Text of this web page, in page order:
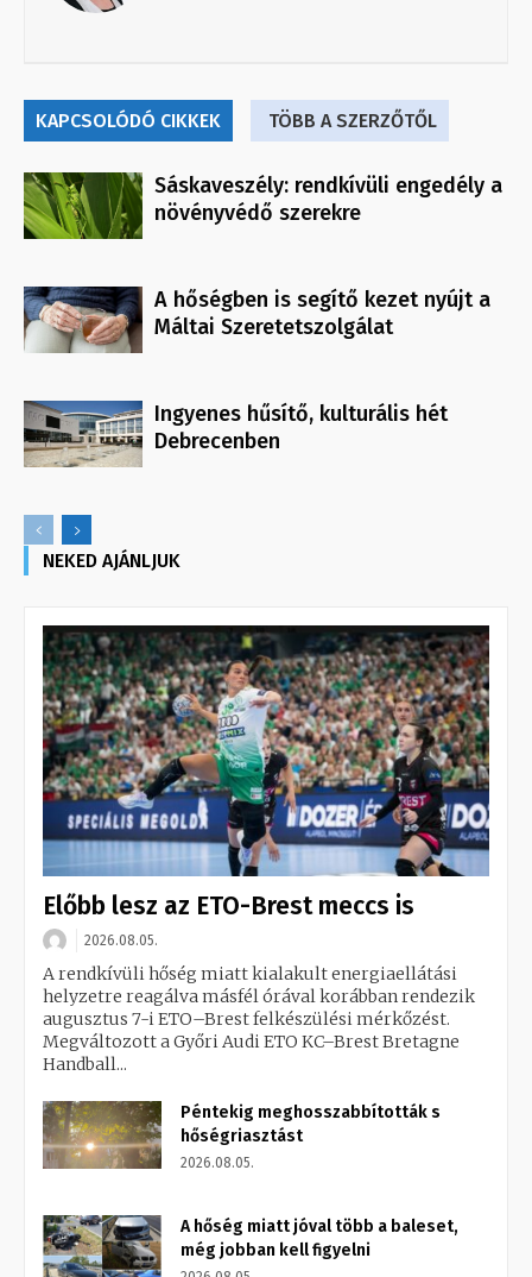
KAPCSOLÓDÓ CIKKEK TÖBB A SZERZŐTŐL
Sáskaveszély: rendkívüli engedély a
növényvédő szerekre
A hőségben is segítő kezet nyújt a
Máltai Szeretetszolgálat
Ingyenes hűsítő, kulturális hét
Debrecenben
NEKED AJÁNLJUK
Előbb lesz az ETO-Brest meccs is
2026.08.05.
A rendkívüli hőség miatt kialakult energiaellátási
helyzetre reagálva másfél órával korábban rendezik
augusztus 7-i ETO–Brest felkészülési mérkőzést.
Megváltozott a Győri Audi ETO KC–Brest Bretagne
Handball...
Péntekig meghosszabbították s
hőségriasztást
2026.08.05.
A hőség miatt jóval több a baleset,
még jobban kell figyelni